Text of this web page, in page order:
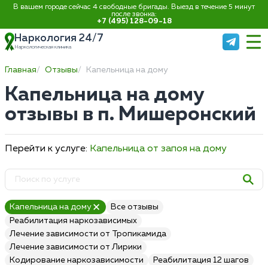
В вашем городе сейчас 4 свободные бригады. Выезд в течение 5 минут
после звонка:
+7 (495) 128-09-18
Наркология 24/7
Наркологическая клиника
Главная Отзывы Капельница на дому
Капельница на дому
отзывы в п. Мишеронский
Перейти к услуге: Капельница от запоя на дому
Капельница на дому
Все отзывы
Реабилитация наркозависимых
Лечение зависимости от Тропикамида
Лечение зависимости от Лирики
Кодирование наркозависимости
Реабилитация 12 шагов